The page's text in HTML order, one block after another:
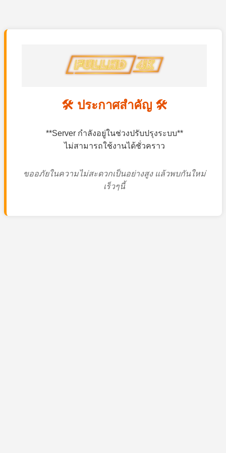
🛠️ ประกาศสำคัญ 🛠️
**Server กำลังอยู่ในช่วงปรับปรุงระบบ**
ไม่สามารถใช้งานได้ชั่วคราว
ขออภัยในความไม่สะดวกเป็นอย่างสูง แล้วพบกันใหม่
เร็วๆนี้